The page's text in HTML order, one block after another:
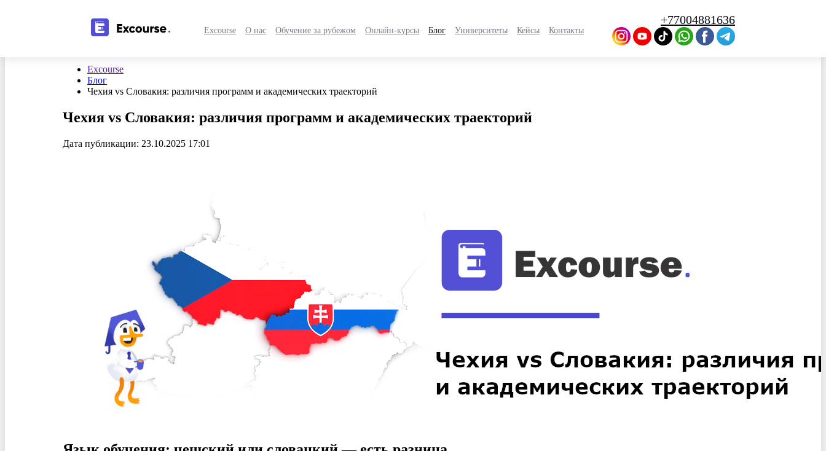
Excourse О нас Обучение за рубежом Онлайн-курсы Блог Университеты Кейсы Контакты
+77004881636
Excourse
Блог
Чехия vs Словакия: различия программ и академических траекторий
Чехия vs Словакия: различия программ и академических траекторий
Дата публикации: 23.10.2025 17:01